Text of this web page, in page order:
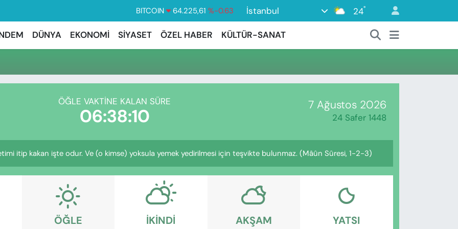
BITCOIN 64.225,61 %-0.63
DOLAR
47,7143
%0.16
EURO
55,0317 %-0.02
GRAM ALTIN
6510.40 %0.45
BİST100
İstanbul 24°
DÜNYA EKONOMİ SİYASET ÖZEL HABER KÜLTÜR-SANAT
ÖĞLE VAKTINE KALAN SÜRE
06:38:09 7 Ağustos 2026
24 Safer 1448
itip kakan işte odur. Ve (o kimse) yoksula yemek yedirilmesi için teşvikte bulunmaz. (Mâûn Sûresi, 1-2-3)
ÖĞLE İKINDI AKŞAM YATSI